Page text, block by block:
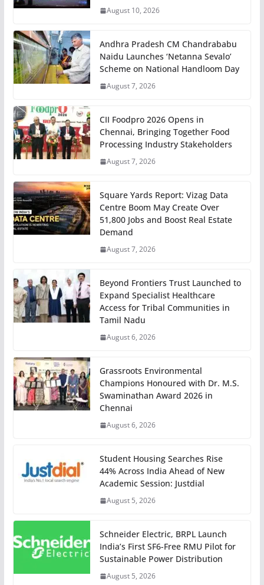
August 10, 2026
Andhra Pradesh CM Chandrababu
Naidu Launches ‘Netanna Sevalo’
Scheme on National Handloom Day
August 7, 2026
CII Foodpro 2026 Opens in
Chennai, Bringing Together Food
Processing Industry Stakeholders
August 7, 2026
Square Yards Report: Vizag Data
Centre Boom May Create Over
51,800 Jobs and Boost Real Estate
Demand
August 7, 2026
Beyond Frontiers Trust Launched to
Expand Specialist Healthcare
Access for Tribal Communities in
Tamil Nadu
August 6, 2026
Grassroots Environmental
Champions Honoured with Dr. M.S.
Swaminathan Award 2026 in
Chennai
August 6, 2026
Student Housing Searches Rise
44% Across India Ahead of New
Academic Session: Justdial
August 5, 2026
Schneider Electric, BRPL Launch
India’s First SF6-Free RMU Pilot for
Sustainable Power Distribution
August 5, 2026